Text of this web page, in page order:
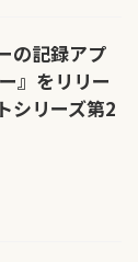
の記録アプ
』をリリー
シリーズ第2